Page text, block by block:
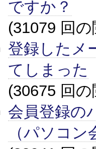
ですか？
(31079 回
登録したメ
てしまった
(30675 回
会員登録の
（パソコ